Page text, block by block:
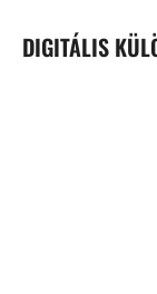
DIGITÁLIS